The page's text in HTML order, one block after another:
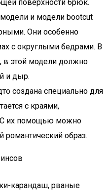
поверхности брюк.
и модели bootcut
Они особенно
с округлыми бедрами. В
в этой модели должно
и дыр.
создана специально для
с краями,
С их помощью можно
образ.
карандаш, рваные